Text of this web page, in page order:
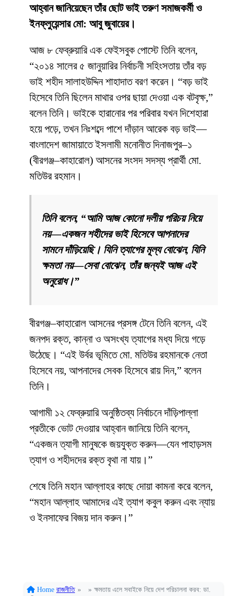
আহ্বান জানিয়েছেন তাঁর ছোট ভাই তরুণ সমাজকর্মী ও
ইনফ্লুয়েন্সার মো: আবু জুবায়ের।
আজ ৮ ফেব্রুয়ারি এক ফেইসবুক পোস্টে তিনি বলেন,
“২০১৪ সালের ৫ জানুয়ারির নির্বাচনী সহিংসতায় তাঁর বড়
ভাই শহীদ সালাহউদ্দিন শাহাদাত বরণ করেন। “বড় ভাই
হিসেবে তিনি ছিলেন মাথার ওপর ছায়া দেওয়া এক বটবৃক্ষ,”
বলেন তিনি। ভাইকে হারানোর পর পরিবার যখন দিশেহারা
হয়ে পড়ে, তখন নিঃশব্দে পাশে দাঁড়ান আরেক বড় ভাই—
বাংলাদেশ জামায়াতে ইসলামী মনোনীত দিনাজপুর–১
(বীরগঞ্জ–কাহারোল) আসনের সংসদ সদস্য প্রার্থী মো.
মতিউর রহমান।
তিনি বলেন, “আমি আজ কোনো দলীয় পরিচয় নিয়ে
নয়—একজন শহীদের ভাই হিসেবে আপনাদের
সামনে দাঁড়িয়েছি। যিনি ত্যাগের মূল্য বোঝেন, যিনি
ক্ষমতা নয়—সেবা বোঝেন, তাঁর জন্যই আজ এই
অনুরোধ।”
বীরগঞ্জ–কাহারোল আসনের প্রসঙ্গ টেনে তিনি বলেন, এই
জনপদ রক্ত, কান্না ও অসংখ্য ত্যাগের মধ্য দিয়ে গড়ে
উঠেছে। “এই উর্বর ভূমিতে মো. মতিউর রহমানকে নেতা
হিসেবে নয়, আপনাদের সেবক হিসেবে রায় দিন,” বলেন
তিনি।
আগামী ১২ ফেব্রুয়ারি অনুষ্ঠিতব্য নির্বাচনে দাঁড়িপাল্লা
প্রতীকে ভোট দেওয়ার আহ্বান জানিয়ে তিনি বলেন,
“একজন ত্যাগী মানুষকে জয়যুক্ত করুন—যেন পাহাড়সম
ত্যাগ ও শহীদদের রক্ত বৃথা না যায়।”
শেষে তিনি মহান আল্লাহর কাছে দোয়া কামনা করে বলেন,
“মহান আল্লাহ আমাদের এই ত্যাগ কবুল করুন এবং ন্যায়
ও ইনসাফের বিজয় দান করুন।”
Home রাজনীতি » » ক্ষমতায় এলে সবাইকে নিয়ে দেশ পরিচালনা করব: ডা.